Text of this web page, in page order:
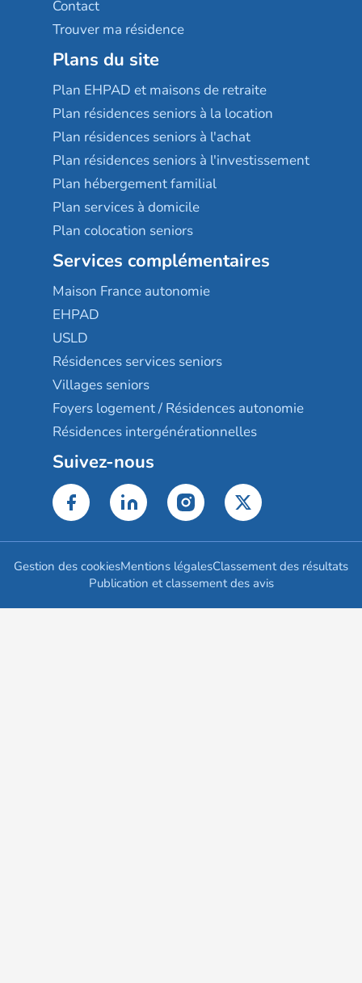
Contact
Trouver ma résidence
Plans du site
Plan EHPAD et maisons de retraite
Plan résidences seniors à la location
Plan résidences seniors à l'achat
Plan résidences seniors à l'investissement
Plan hébergement familial
Plan services à domicile
Plan colocation seniors
Services complémentaires
Maison France autonomie
EHPAD
USLD
Résidences services seniors
Villages seniors
Foyers logement / Résidences autonomie
Résidences intergénérationnelles
Suivez-nous
Gestion des cookiesMentions légalesClassement des résultats
Publication et classement des avis